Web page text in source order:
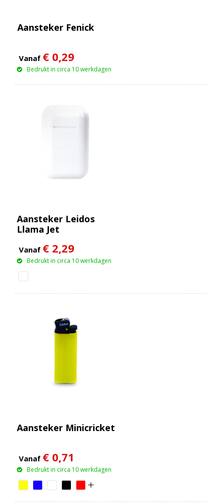
Aansteker Fenick
Vanaf € 0,29
Bedrukt in circa 10 werkdagen
Aansteker Leidos
Llama Jet
Vanaf € 2,29
Bedrukt in circa 10 werkdagen
Aansteker Minicricket
Vanaf € 0,71
Bedrukt in circa 10 werkdagen